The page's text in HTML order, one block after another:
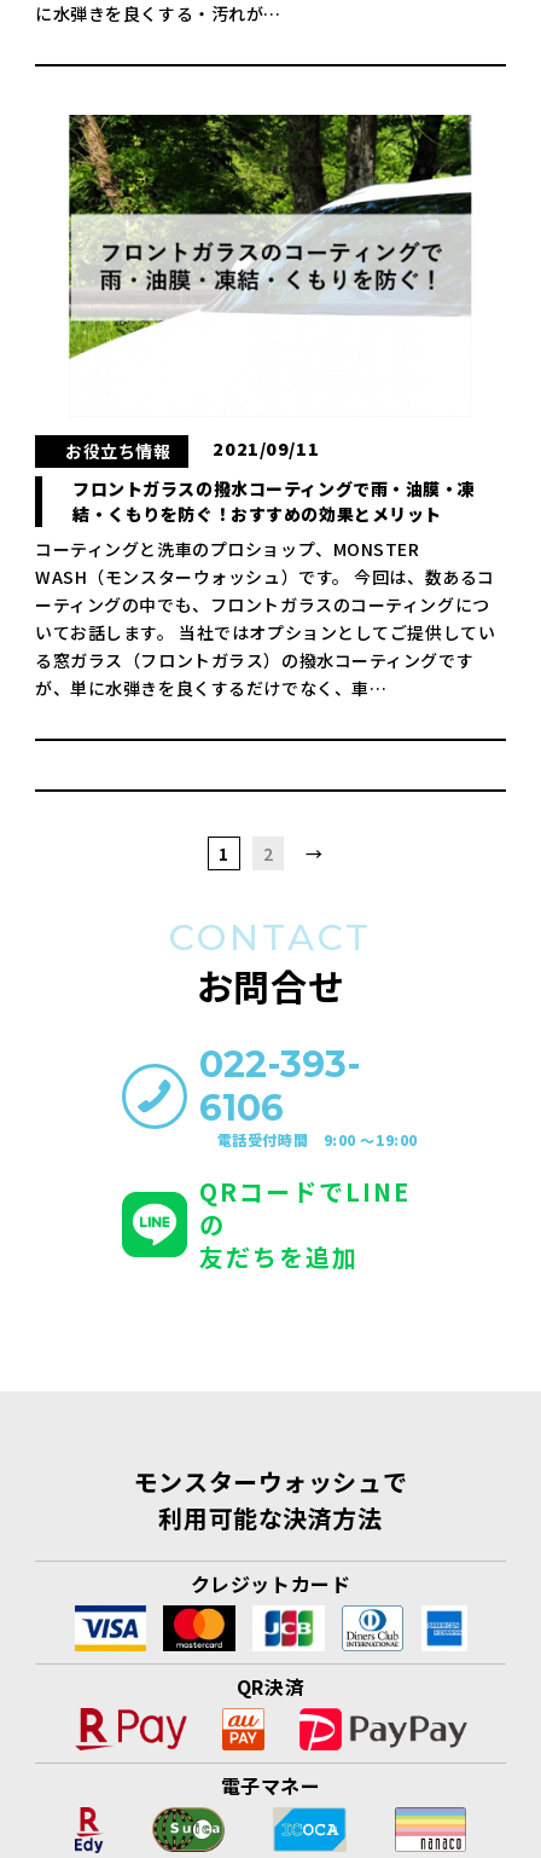
に水弾きを良くする・汚れが…
お役立ち情報
2021/09/11
フロントガラスの撥水コーティングで雨・油膜・凍
結・くもりを防ぐ！おすすめの効果とメリット
コーティングと洗車のプロショップ、MONSTER
WASH（モンスターウォッシュ）です。 今回は、数あるコ
ーティングの中でも、フロントガラスのコーティングにつ
いてお話します。 当社ではオプションとしてご提供してい
る窓ガラス（フロントガラス）の撥水コーティングです
が、単に水弾きを良くするだけでなく、車…
1 2 →
CONTACT
お問合せ
022-393-
6106
電話受付時間 9:00 〜19:00
QRコードでLINE
の
友だちを追加
モンスターウォッシュで
利用可能な決済方法
クレジットカード
QR決済
電子マネー